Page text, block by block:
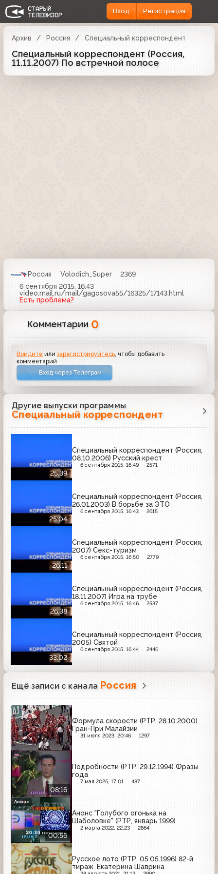
Вход Регистрация
Архив Россия Специальный корреспондент
Специальный корреспондент (Россия,
11.11.2007) По встречной полосе
Россия Volodich_Super
2369
6 сентября 2015, 16:43
video.mail.ru/mail/gagosova55/16325/17143.html
Есть проблема?
Комментарии 0
Войдите илизарегистрируйтесь , чтобы добавить
комментарий
Вход через Телеграм
Другие выпуски программы
Специальный корреспондент
25:39
Специальный корреспондент (Россия,
08.10.2006) Русский крест
6 сентября 2015, 16:49 2571
25:04
Специальный корреспондент (Россия,
26.01.2003) В борьбе за ЭТО
6 сентября 2015, 16:43 2615
26:11
Специальный корреспондент (Россия,
2007) Секс-туризм
6 сентября 2015, 16:50 2779
26:38
Специальный корреспондент (Россия,
18.11.2007) Игра на трубе
6 сентября 2015, 16:46 2537
33:02
Специальный корреспондент (Россия,
2005) Святой
6 сентября 2015, 16:44 2446
Ещё записи с канала Россия
Формула скорости (РТР, 28.10.2000)
Гран-При Малайзии
31 июля 2023, 20:46 1297
08:16
Подробности (РТР, 29.12.1994) Фразы
года
7 мая 2025, 17:01 487
00:56
Анонс "Голубого огонька на
Шаболовке" (РТР, январь 1999)
2 марта 2022, 22:23 2864
Анонс
Русское лото (РТР, 05.05.1996) 82-й
тираж. Екатерина Шаврина